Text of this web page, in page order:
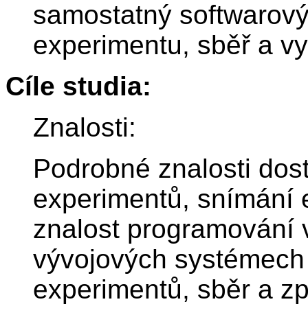
samostatný
experimentu, sběř a
Cíle studia:
Znalosti:
Podrobné znalosti
experimentů, snímání
znalost programování
vývojových
experimentů, sběr a